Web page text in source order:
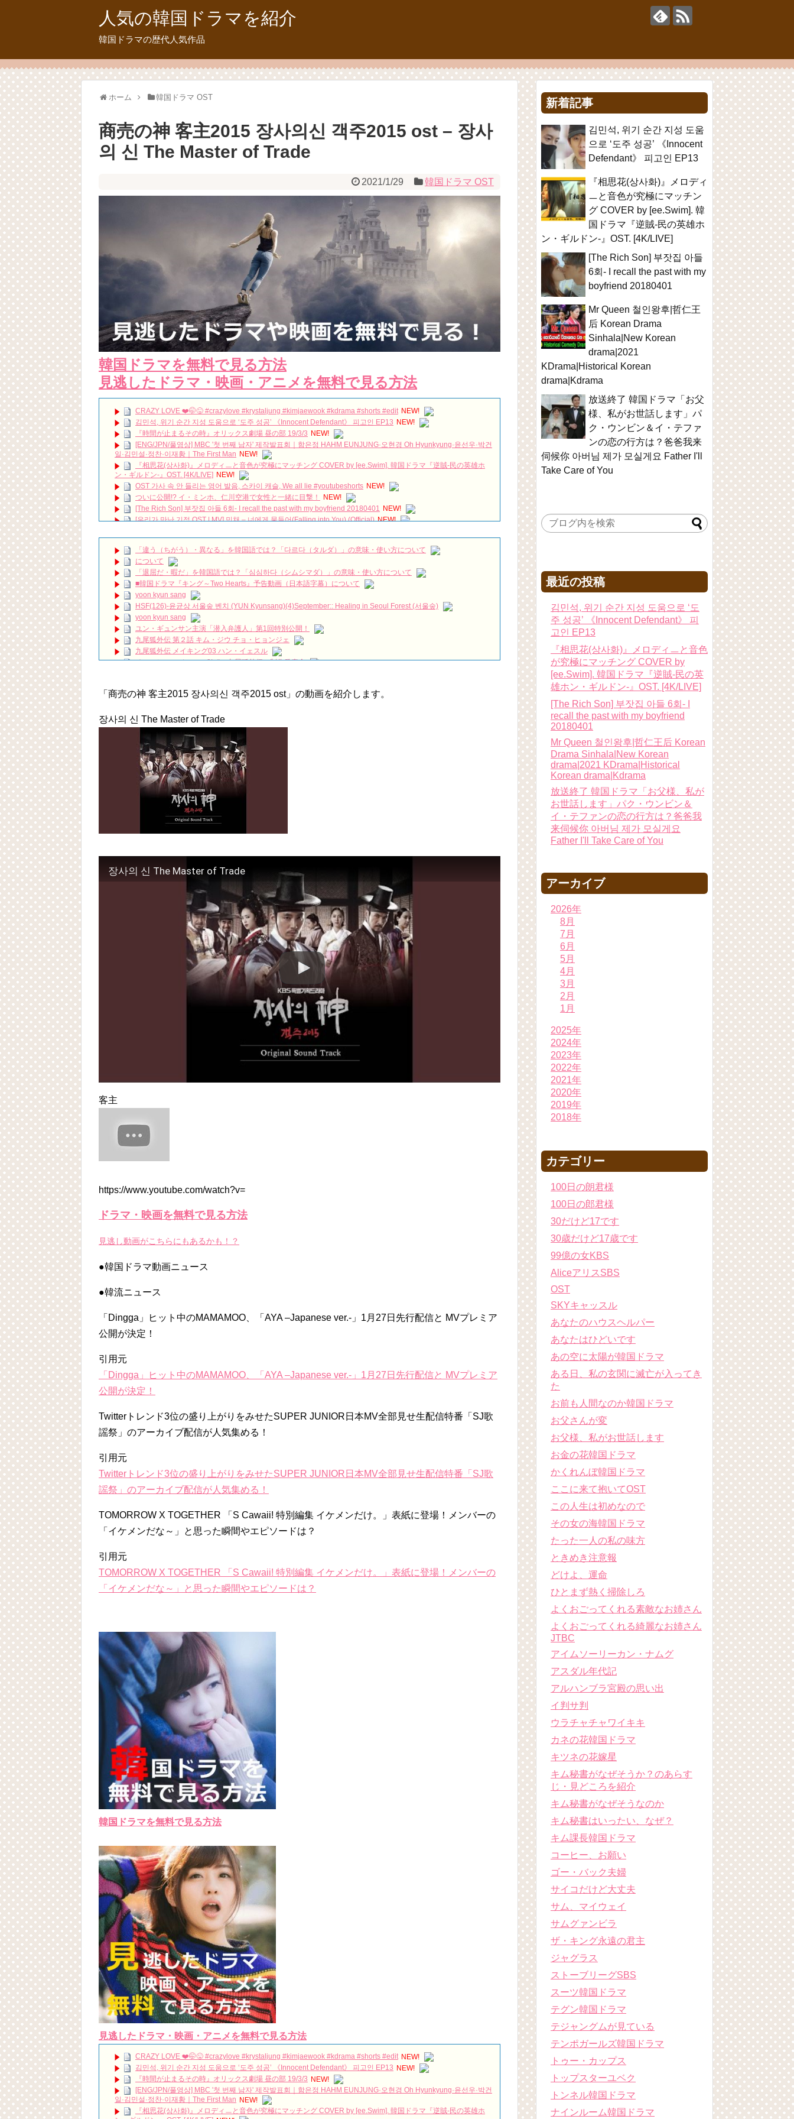
人気の韓国ドラマを紹介
韓国ドラマの歴代人気作品
ホーム 韓国ドラマ OST
商売の神 客主2015 장사의신 객주2015 ost – 장사
의 신 The Master of Trade
2021/1/29 韓国ドラマ OST
韓国ドラマを無料で見る方法
見逃したドラマ・映画・アニメを無料で見る方法
CRAZY LOVE ❤️🤭😜 #crazylove #krystaljung #kimjaewook #kdrama #shorts #edit NEW!
김민석, 위기 순간 지성 도움으로 ‘도주 성공’ 《Innocent Defendant》 피고인 EP13 NEW!
『時間が止まるその時』オリックス劇場 昼の部 19/3/3 NEW!
[ENG/JPN/풀영상] MBC '첫 번째 남자' 제작발표회｜함은정 HAHM EUNJUNG·오현경 Oh Hyunkyung·윤선우·박건
일·김민설·정찬·이재황｜The First Man NEW!
『相思花(상사화)』メロディㅡと音色が究極にマッチング COVER by [ee.Swim]. 韓国ドラマ『逆賊-民の英雄ホ
ン・ギルドン-』OST. [4K/LIVE] NEW!
OST 가사 속 안 들리는 영어 발음, 스카이 캐슬, We all lie #youtubeshorts NEW!
ついに公開!? イ・ミンホ、仁川空港で女性と一緒に目撃！
NEW!
[The Rich Son] 부잣집 아들 6회- I recall the past with my boyfriend 20180401
NEW!
[우리가 만난 기적 OST | MV] 민채 – 너에게 물들어(Falling into You) (Official) NEW!
Mr Queen 철인왕후|哲仁王后 Korean Drama Sinhala|New Korean drama|2021 KDrama|Historical Korean
drama|Kdrama
NEW!
【韓国ドラマ】ペントハウス見たときに思ったこと。 NEW!
ハン・ヘジン 한혜진 – (선공개) 강남 3대 얼짱 출신 &#39;한혜진 언니&#39; (ft. 도여니의 학창시절) | 편 먹고 갈래
요? 밥블레스유 2 bobblessyou2 EP.18
ソン・ヘギョ – ソンヘギョ キスまとめ
ハン・ヘジン 한혜진 – Still We (여전히 우리는)
한가인 –
「ライフ・ オン・ マーズ」2019年11月2日TSUTAYAにて先行レンタル開始！
(ENG SUB) Behind The Scene Hyun Bin 현빈❤️ 손예진 Son Ye Jin-Crash Landing On You/ヒョンビン❤️ソンイ
ェジン / エンジョイ❕
キム・レウォンの影絵遊び！？「黒騎士～永遠の約束～」メイキングを一部公開（DVD-SET2特典映像より）
Powered by livedoor 相互RSS
「違う（ちがう）・異なる」を韓国語では？「다르다（タルダ）」の意味・使い方について
について
「退屈だ・暇だ」を韓国語では？「심심하다（シムシマダ）」の意味・使い方について
■韓国ドラマ『キング～Two Hearts』予告動画（日本語字幕）について
yoon kyun sang
HSF(126)-윤균상 서울숲 벤치 (YUN Kyunsang)(4)September:: Healing in Seoul Forest (서울숲)
yoon kyun sang
ユン・ギュンサン主演「潜入弁護人」第1回特別公開！
九尾狐外伝 第２話 キム・ジウ チョ・ヒョンジェ
九尾狐外伝 メイキング03 ハン・イェスル
チョ・ヒョンジェ 조현재 九尾狐外伝 制作発表会
(11/26)
キム・ユジョン、美しいセルフショットで近況を伝える“会いたいでしょ？” Big News TV
キム・ユジョン、新ドラマ「まず熱く掃除せよ」に出演確定…“台本を見た瞬間惹かれた” 20180123
幻の王女チャミョンゴ エンディング
YUCHUN ♥ LOVE 15 「成均館 5話」
[Fan MV]七日の王妃(7일의 왕비)OST – 정기고 (Junggigo) – 그리고 그려도 (Miss You In My Heart)
俳優カン・ギヨン、突然の熱愛宣言…「キム秘書がなぜそうか」出演で話題 Big News TV
「商売の神 客主2015 장사의신 객주2015 ost」の動画を紹介します。
장사의 신 The Master of Trade
장사의 신 The Master of Trade
客主
https://www.youtube.com/watch?v=
ドラマ・映画を無料で見る方法
見逃し動画がこちらにもあるかも！？
●韓国ドラマ動画ニュース
●韓流ニュース
「Dingga」ヒット中のMAMAMOO、「AYA –Japanese ver.-」1月27日先行配信と MVプレミア
公開が決定！
引用元
「Dingga」ヒット中のMAMAMOO、「AYA –Japanese ver.-」1月27日先行配信と MVプレミア
公開が決定！
Twitterトレンド3位の盛り上がりをみせたSUPER JUNIOR日本MV全部見せ生配信特番「SJ歌
謡祭」のアーカイブ配信が人気集める！
引用元
Twitterトレンド3位の盛り上がりをみせたSUPER JUNIOR日本MV全部見せ生配信特番「SJ歌
謡祭」のアーカイブ配信が人気集める！
TOMORROW X TOGETHER 「S Cawaii! 特別編集 イケメンだけ。」表紙に登場！メンバーの
「イケメンだな～」と思った瞬間やエピソードは？
引用元
TOMORROW X TOGETHER 「S Cawaii! 特別編集 イケメンだけ。」表紙に登場！メンバーの
「イケメンだな～」と思った瞬間やエピソードは？
韓国ドラマを無料で見る方法
見逃したドラマ・映画・アニメを無料で見る方法
CRAZY LOVE ❤️🤭😜 #crazylove #krystaljung #kimjaewook #kdrama #shorts #edit NEW!
김민석, 위기 순간 지성 도움으로 ‘도주 성공’ 《Innocent Defendant》 피고인 EP13 NEW!
『時間が止まるその時』オリックス劇場 昼の部 19/3/3 NEW!
[ENG/JPN/풀영상] MBC '첫 번째 남자' 제작발표회｜함은정 HAHM EUNJUNG·오현경 Oh Hyunkyung·윤선우·박건
일·김민설·정찬·이재황｜The First Man NEW!
『相思花(상사화)』メロディㅡと音色が究極にマッチング COVER by [ee.Swim]. 韓国ドラマ『逆賊-民の英雄ホ
新着記事
김민석, 위기 순간 지성 도움
으로 ‘도주 성공’ 《Innocent
Defendant》 피고인 EP13
『相思花(상사화)』メロディ
ㅡと音色が究極にマッチン
グ COVER by [ee.Swim]. 韓
国ドラマ『逆賊-民の英雄ホ
ン・ギルドン-』OST. [4K/LIVE]
[The Rich Son] 부잣집 아들
6회- I recall the past with my
boyfriend 20180401
Mr Queen 철인왕후|哲仁王
后 Korean Drama
Sinhala|New Korean
drama|2021
KDrama|Historical Korean
drama|Kdrama
放送終了 韓国ドラマ「お父
様、私がお世話します」パ
ク・ウンビン＆イ・テファ
ンの恋の行方は？爸爸我来
伺候你 아버님 제가 모실게요 Father I'll
Take Care of You
最近の投稿
김민석, 위기 순간 지성 도움으로 ‘도
주 성공’ 《Innocent Defendant》 피
고인 EP13
『相思花(상사화)』メロディㅡと音色
が究極にマッチング COVER by
[ee.Swim]. 韓国ドラマ『逆賊-民の英
雄ホン・ギルドン-』OST. [4K/LIVE]
[The Rich Son] 부잣집 아들 6회- I
recall the past with my boyfriend
20180401
Mr Queen 철인왕후|哲仁王后 Korean
Drama Sinhala|New Korean
drama|2021 KDrama|Historical
Korean drama|Kdrama
放送終了 韓国ドラマ「お父様、私が
お世話します」パク・ウンビン＆
イ・テファンの恋の行方は？爸爸我
来伺候你 아버님 제가 모실게요
Father I'll Take Care of You
アーカイブ
2026年
8月
7月
6月
5月
4月
3月
2月
1月
2025年
2024年
2023年
2022年
2021年
2020年
2019年
2018年
カテゴリー
100日の朗君様
100日の郎君様
30だけど17です
30歳だけど17歳です
99億の女KBS
AliceアリスSBS
OST
SKYキャッスル
あなたのハウスヘルパー
あなたはひどいです
あの空に太陽が韓国ドラマ
ある日、私の玄関に滅亡が入ってき
た
お前も人間なのか韓国ドラマ
お父さんが変
お父様、私がお世話します
お金の花韓国ドラマ
かくれんぼ韓国ドラマ
ここに来て抱いてOST
この人生は初めなので
その女の海韓国ドラマ
たった一人の私の味方
ときめき注意報
どけよ、運命
ひとまず熱く掃除しろ
よくおごってくれる素敵なお姉さん
よくおごってくれる綺麗なお姉さん
JTBC
アイムソーリーカン・ナムグ
アスダル年代記
アルハンブラ宮殿の思い出
イ判サ判
ウラチャチャワイキキ
カネの花韓国ドラマ
キツネの花嫁星
キム秘書がなぜそうか？のあらす
じ・見どころを紹介
キム秘書がなぜそうなのか
キム秘書はいったい、なぜ？
キム課長韓国ドラマ
コーヒー、お願い
ゴー・バック夫婦
サイコだけど大丈夫
サム、マイウェイ
サムグァンビラ
ザ・キング永遠の君主
ジャグラス
ストーブリーグSBS
スーツ韓国ドラマ
テグン韓国ドラマ
テジャングムが見ている
テンポガールズ韓国ドラマ
トゥー・カップス
トップスターユベク
トンネル韓国ドラマ
ナインルーム韓国ドラマ